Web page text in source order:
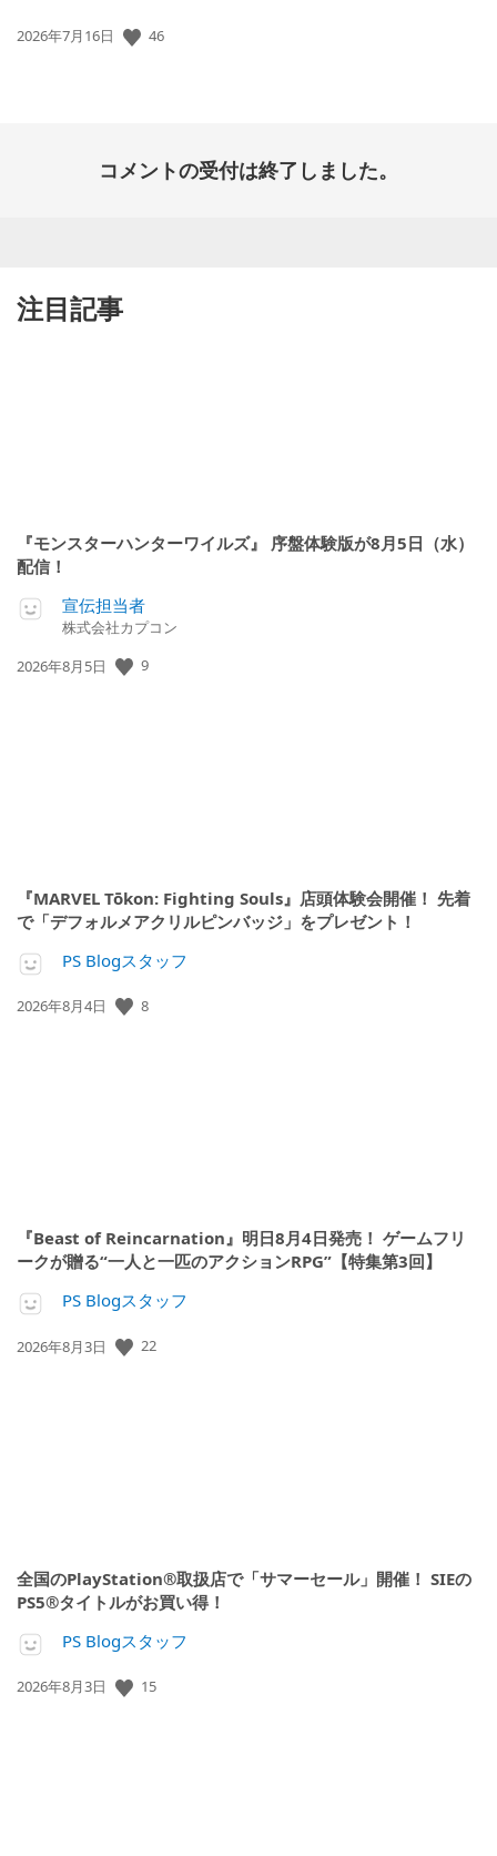
公
2026年7月16日 46
コメントの受付は終了しました。
注目記事
『モンスターハンターワイルズ』 序盤体験版が8月5日（水）
配信！
宣伝担当者
株式会社カプコン
公
2026年8月5日 9
『MARVEL Tōkon: Fighting Souls』店頭体験会開催！ 先着
で「デフォルメアクリルピンバッジ」をプレゼント！
PS Blogスタッフ
公
2026年8月4日 8
『Beast of Reincarnation』明日8月4日発売！ ゲームフリ
ークが贈る“一人と一匹のアクションRPG”【特集第3回】
PS Blogスタッフ
公
2026年8月3日 22
全国のPlayStation®取扱店で「サマーセール」開催！ SIEの
PS5®タイトルがお買い得！
PS Blogスタッフ
公
2026年8月3日 15